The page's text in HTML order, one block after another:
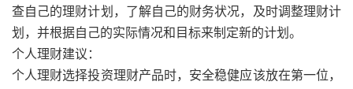
查自己的理财计划，了解自己的财务状况，及时调整理财计
划，并根据自己的实际情况和目标来制定新的计划。
个人理财建议：
个人理财选择投资理财产品时，安全稳健应该放在第一位，